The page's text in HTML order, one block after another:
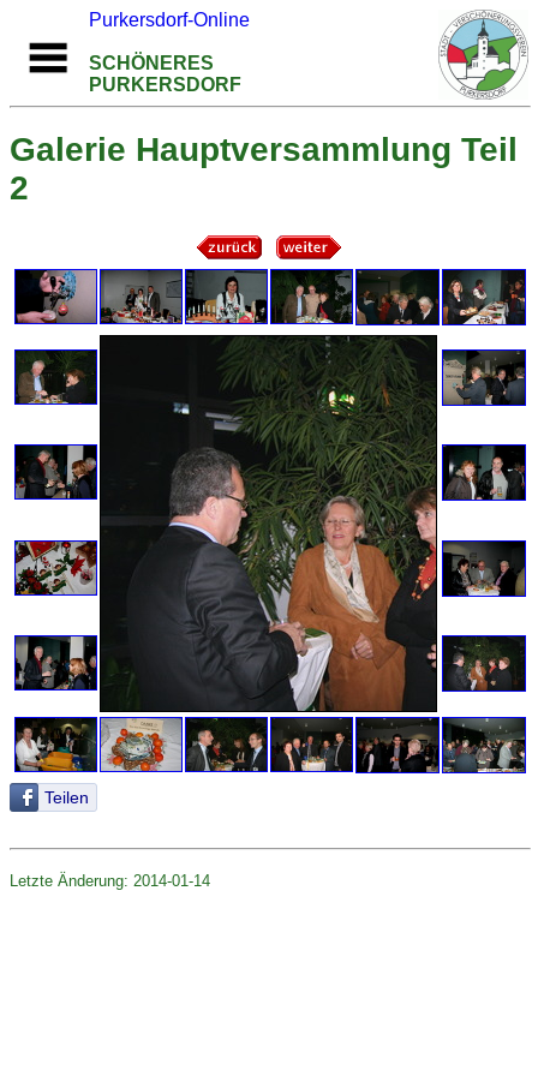
Purkersdorf-Online
SCHÖNERES
PURKERSDORF
Galerie Hauptversammlung Teil
2
Teilen
Letzte Änderung: 2014-01-14